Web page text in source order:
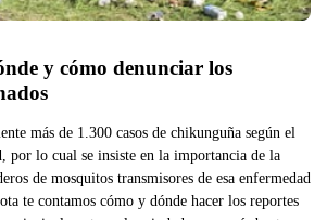
y cómo denunciar los
más de 1.300 casos de chikunguña según el
por lo cual se insiste en la importancia de la
de mosquitos transmisores de esa enfermedad
te contamos cómo y dónde hacer los reportes